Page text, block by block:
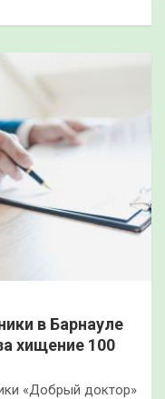
в Барнауле
хищение 100
«Добрый доктор»